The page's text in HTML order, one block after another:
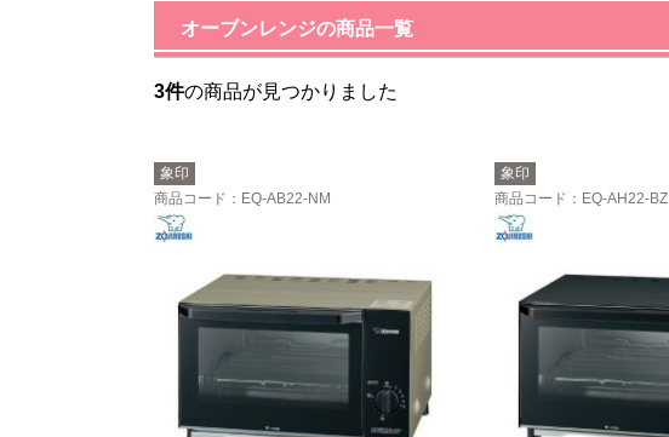
オーブンレンジの商品一覧
3件の商品が見つかりました
象印
商品コード ：EQ-AB22-NM
象印
商品コード ：EQ-AH22-BZ